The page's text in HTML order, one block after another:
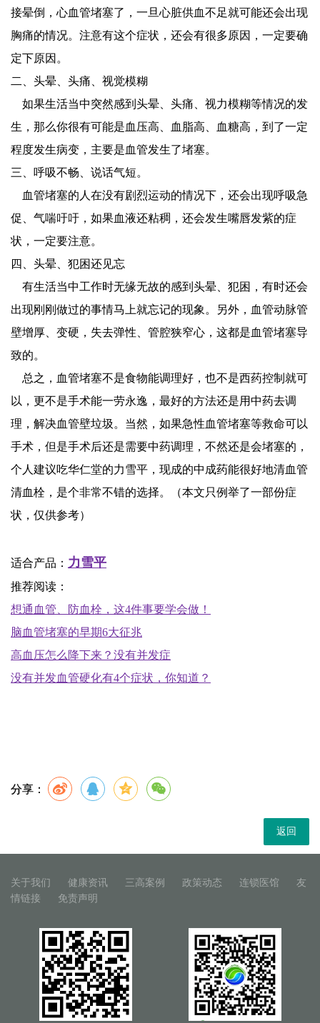
接晕倒，心血管堵塞了，一旦心脏供血不足就可能还会出现
胸痛的情况。注意有这个症状，还会有很多原因，一定要确
定下原因。
二、头晕、头痛、视觉模糊
如果生活当中突然感到头晕、头痛、视力模糊等情况的发
生，那么你很有可能是血压高、血脂高、血糖高，到了一定
程度发生病变，主要是血管发生了堵塞。
三、呼吸不畅、说话气短。
血管堵塞的人在没有剧烈运动的情况下，还会出现呼吸急
促、气喘吁吁，如果血液还粘稠，还会发生嘴唇发紫的症
状，一定要注意。
四、头晕、犯困还见忘
有生活当中工作时无缘无故的感到头晕、犯困，有时还会
出现刚刚做过的事情马上就忘记的现象。另外，血管动脉管
壁增厚、变硬，失去弹性、管腔狭窄心，这都是血管堵塞导
致的。
总之，血管堵塞不是食物能调理好， 也不是西药控制就可
以，更不是手术能一劳永逸，最好的方法还是用中药去调
理，解决血管壁垃圾。当然，如果急性血管堵塞等救命可以
手术，但是手术后还是需要中药调理，不然还是会堵塞的，
个人建议吃华仁堂的力雪平，现成的中成药能很好地清血管
清血栓，是个非常不错的选择。（本文只例举了一部份症
状，仅供参考）
适合产品 ： 力雪平
推荐阅读 ：
想通血管、防血栓，这4件事要学会做！
脑血管堵塞的早期6大征兆
高血压怎么降下来？没有并发症
没有并发血管硬化有4个症状，你知道？
分享：
返回
关于我们 健康资讯 三高案例 政策动态 连锁医馆
友
情链接
免责声明